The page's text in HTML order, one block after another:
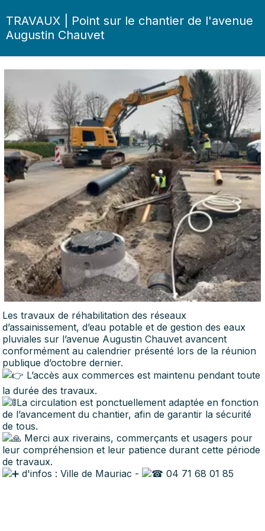
TRAVAUX | Point sur le chantier de l'avenue
Augustin Chauvet
Les travaux de réhabilitation des réseaux
d’assainissement, d’eau potable et de gestion des eaux
pluviales sur l’avenue Augustin Chauvet avancent
conformément au calendrier présenté lors de la réunion
publique d’octobre dernier.
L’accès aux commerces est maintenu pendant toute
la durée des travaux.
La circulation est ponctuellement adaptée en fonction
de l’avancement du chantier, afin de garantir la sécurité
de tous.
Merci aux riverains, commerçants et usagers pour
leur compréhension et leur patience durant cette période
de travaux.
d'infos : Ville de Mauriac -
04 71 68 01 85